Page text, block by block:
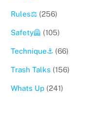
Rules⚖️ (256)
Safety🦺 (105)
Technique⚓️ (66)
Trash Talks (156)
Whats Up (241)